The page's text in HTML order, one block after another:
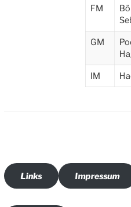
FM
GM
IM
Links Impressum